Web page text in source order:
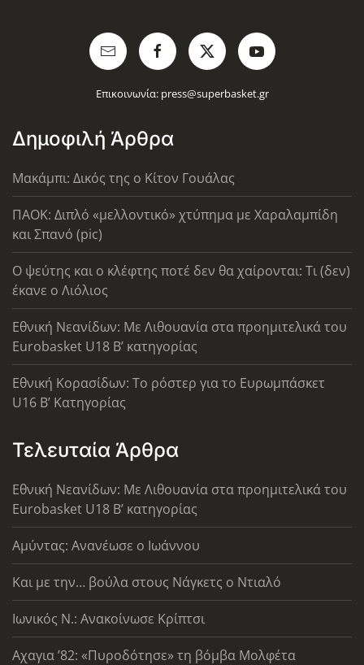
Επικοινωνία: press@superbasket.gr
Δημοφιλή Άρθρα
Μακάμπι: Δικός της ο Κίτον Γουάλας
ΠΑΟΚ: Διπλό «μελλοντικό» χτύπημα με Χαραλαμπίδη
και Σπανό (pic)
Ο ψεύτης και ο κλέφτης ποτέ δεν θα χαίρονται: Τι (δεν)
έκανε ο Λιόλιος
Εθνική Νεανίδων: Με Λιθουανία στα προημιτελικά του
Eurobasket U18 Β’ κατηγορίας
Εθνική Κορασίδων: Το ρόστερ για το Ευρωμπάσκετ
U16 B’ Κατηγορίας
Τελευταία Άρθρα
Εθνική Νεανίδων: Με Λιθουανία στα προημιτελικά του
Eurobasket U18 Β’ κατηγορίας
Αμύντας: Ανανέωσε ο Ιωάννου
Και με την… βούλα στους Νάγκετς ο Ντιαλό
Ιωνικός Ν.: Ανακοίνωσε Κρίπτσι
Αχαγια ’82: «Πυροδότησε» τη βόμβα Μολφέτα